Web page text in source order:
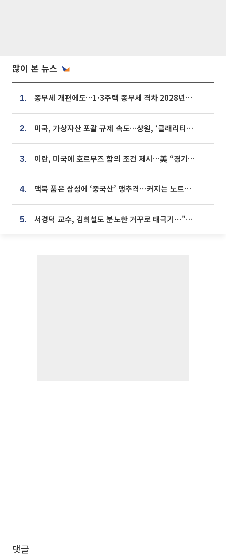
많이 본 뉴스
1. 종부세 개편에도…1·3주택 종부세 격차 2028년부터 확대
2. 미국, 가상자산 포괄 규제 속도…상원, ‘클래리티법’ 9월 절차투표 추진
3. 이란, 미국에 호르무즈 합의 조건 제시…美 “경기 아직 안 끝나” [종합]
4. 맥북 품은 삼성에 ‘중국산’ 맹추격⋯커지는 노트북 OLED 시장
5. 서경덕 교수, 김희철도 분노한 거꾸로 태극기⋯"엉터리는 아냐, 아쉬울 뿐"
댓글